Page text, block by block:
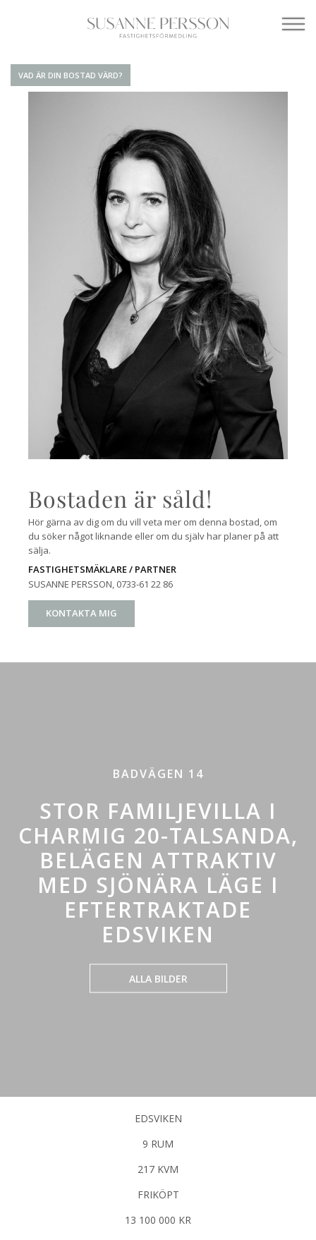
VAD ÄR DIN BOSTAD VÄRD?
Bostaden är såld!
Hör gärna av dig om du vill veta mer om denna bostad, om
du söker något liknande eller om du själv har planer på att
sälja.
FASTIGHETSMÄKLARE / PARTNER
SUSANNE PERSSON , 0733-61 22 86
KONTAKTA MIG
BADVÄGEN 14
STOR FAMILJEVILLA I
CHARMIG 20-TALSANDA,
BELÄGEN ATTRAKTIV
MED SJÖNÄRA LÄGE I
EFTERTRAKTADE
EDSVIKEN
ALLA BILDER
EDSVIKEN
9 RUM
217 KVM
FRIKÖPT
13 100 000 KR